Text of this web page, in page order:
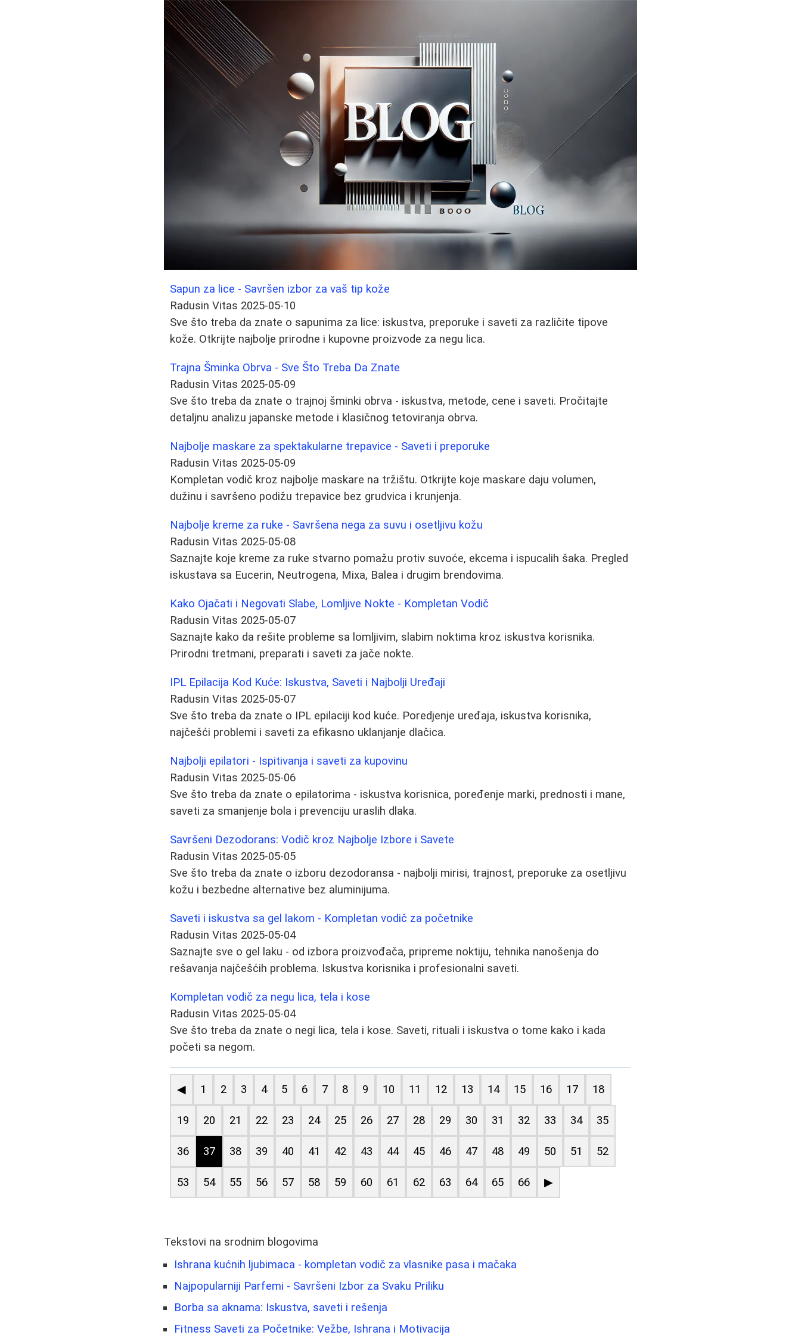
Sapun za lice - Savršen izbor za vaš tip kože
Radusin Vitas 2025-05-10
Sve što treba da znate o sapunima za lice: iskustva, preporuke i saveti za različite tipove
kože. Otkrijte najbolje prirodne i kupovne proizvode za negu lica.
Trajna Šminka Obrva - Sve Što Treba Da Znate
Radusin Vitas 2025-05-09
Sve što treba da znate o trajnoj šminki obrva - iskustva, metode, cene i saveti. Pročitajte
detaljnu analizu japanske metode i klasičnog tetoviranja obrva.
Najbolje maskare za spektakularne trepavice - Saveti i preporuke
Radusin Vitas 2025-05-09
Kompletan vodič kroz najbolje maskare na tržištu. Otkrijte koje maskare daju volumen,
dužinu i savršeno podižu trepavice bez grudvica i krunjenja.
Najbolje kreme za ruke - Savršena nega za suvu i osetljivu kožu
Radusin Vitas 2025-05-08
Saznajte koje kreme za ruke stvarno pomažu protiv suvoće, ekcema i ispucalih šaka. Pregled
iskustava sa Eucerin, Neutrogena, Mixa, Balea i drugim brendovima.
Kako Ojačati i Negovati Slabe, Lomljive Nokte - Kompletan Vodič
Radusin Vitas 2025-05-07
Saznajte kako da rešite probleme sa lomljivim, slabim noktima kroz iskustva korisnika.
Prirodni tretmani, preparati i saveti za jače nokte.
IPL Epilacija Kod Kuće: Iskustva, Saveti i Najbolji Uređaji
Radusin Vitas 2025-05-07
Sve što treba da znate o IPL epilaciji kod kuće. Poredjenje uređaja, iskustva korisnika,
najčešći problemi i saveti za efikasno uklanjanje dlačica.
Najbolji epilatori - Ispitivanja i saveti za kupovinu
Radusin Vitas 2025-05-06
Sve što treba da znate o epilatorima - iskustva korisnica, poređenje marki, prednosti i mane,
saveti za smanjenje bola i prevenciju uraslih dlaka.
Savršeni Dezodorans: Vodič kroz Najbolje Izbore i Savete
Radusin Vitas 2025-05-05
Sve što treba da znate o izboru dezodoransa - najbolji mirisi, trajnost, preporuke za osetljivu
kožu i bezbedne alternative bez aluminijuma.
Saveti i iskustva sa gel lakom - Kompletan vodič za početnike
Radusin Vitas 2025-05-04
Saznajte sve o gel laku - od izbora proizvođača, pripreme noktiju, tehnika nanošenja do
rešavanja najčešćih problema. Iskustva korisnika i profesionalni saveti.
Kompletan vodič za negu lica, tela i kose
Radusin Vitas 2025-05-04
Sve što treba da znate o negi lica, tela i kose. Saveti, rituali i iskustva o tome kako i kada
početi sa negom.
◀ 1 2 3 4 5 6 7 8 9 10 11 12 13 14 15 16 17 18
19 20 21 22 23 24 25 26 27 28 29 30 31 32 33 34 35
36 37 38 39 40 41 42 43 44 45 46 47 48 49 50 51 52
53 54 55 56 57 58 59 60 61 62 63 64 65 66 ▶
Tekstovi na srodnim blogovima
Ishrana kućnih ljubimaca - kompletan vodič za vlasnike pasa i mačaka
Najpopularniji Parfemi - Savršeni Izbor za Svaku Priliku
Borba sa aknama: Iskustva, saveti i rešenja
Fitness Saveti za Početnike: Vežbe, Ishrana i Motivacija